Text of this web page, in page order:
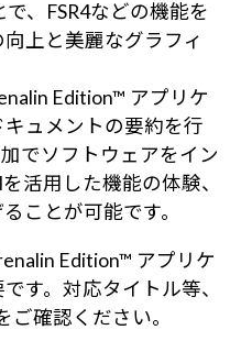
、FSR4などの機能を
上と美麗なグラフィ
Edition™ アプリケ
ュメントの要約を行
でソフトウェアをイン
活用した機能の体験、
ことが可能です。
Edition™ アプリケ
す。対応タイトル等、
確認ください。